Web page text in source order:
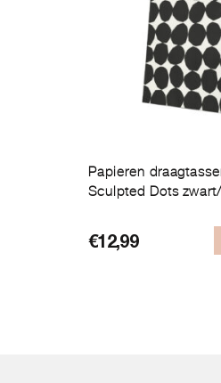
Papieren
Sculpted Dots
€12,99